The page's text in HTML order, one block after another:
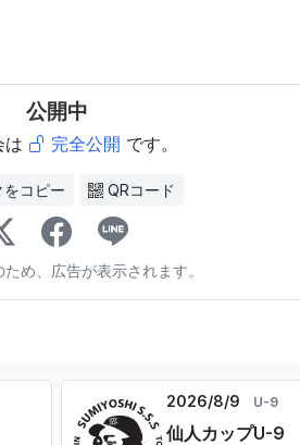
公開中
は 完全公開 です。
をコピー QRコード
ため、広告が表示されます。
2026/8/9 U-9
仙人カップU-9